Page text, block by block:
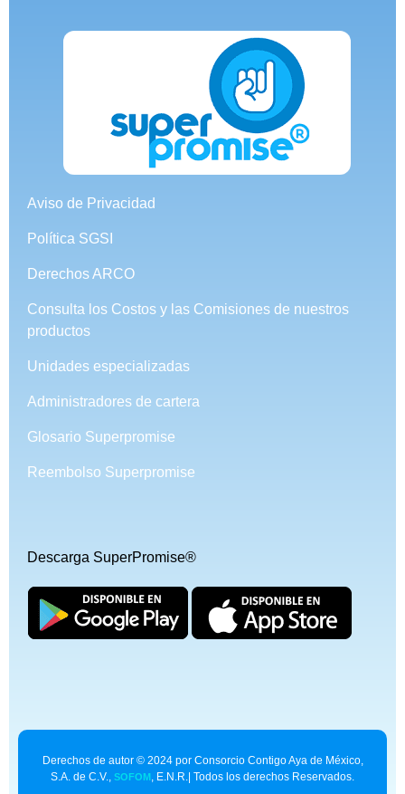
Aviso de Privacidad
Política SGSI
Derechos ARCO
Consulta los Costos y las Comisiones de nuestros
productos
Unidades especializadas
Administradores de cartera
Glosario Superpromise
Reembolso Superpromise
Descarga SuperPromise®
Derechos de autor © 2024 por Consorcio Contigo Aya de México,
S.A. de C.V., SOFOM, E.N.R.| Todos los derechos Reservados.